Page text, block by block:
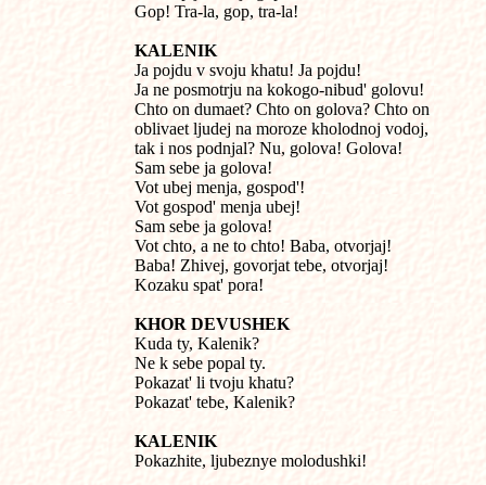
Gop! Tra-la, gop, tra-la!
KALENIK
Ja pojdu v svoju khatu! Ja pojdu!
Ja ne posmotrju na kokogo-nibud' golovu!
Chto on dumaet? Chto on golova? Chto on
oblivaet ljudej na moroze kholodnoj vodoj,
tak i nos podnjal? Nu, golova! Golova!
Sam sebe ja golova!
Vot ubej menja, gospod'!
Vot gospod' menja ubej!
Sam sebe ja golova!
Vot chto, a ne to chto! Baba, otvorjaj!
Baba! Zhivej, govorjat tebe, otvorjaj!
Kozaku spat' pora!
KHOR DEVUSHEK
Kuda ty, Kalenik?
Ne k sebe popal ty.
Pokazat' li tvoju khatu?
Pokazat' tebe, Kalenik?
KALENIK
Pokazhite, ljubeznye molodushki!